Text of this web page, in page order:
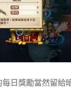
日獎勵當然留給